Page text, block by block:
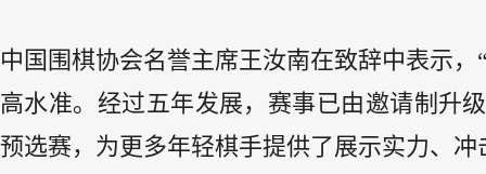
中国围棋协会名誉主席王汝南在致辞中表示
高水准。经过五年发展，赛事已由邀请制升
预选赛，为更多年轻棋手提供了展示实力、